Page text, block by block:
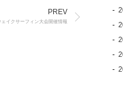
PREV
ェイクサーフィン大会開催情報